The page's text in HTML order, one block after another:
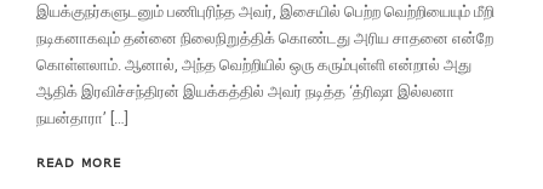
இயக்குநர்களுடனும் பணிபுரிந்த அவர், இசையில் பெற்ற வெற்றியையும் மீறி
நடிகனாகவும் தன்னை நிலைநிறுத்திக் கொண்டது அரிய சாதனை என்றே
கொள்ளலாம். ஆனால், அந்த வெற்றியில் ஒரு கரும்புள்ளி என்றால் அது
ஆதிக் இரவிச்சந்திரன் இயக்கத்தில் அவர் நடித்த ‘த்ரிஷா இல்லனா
நயன்தாரா’ […]
READ MORE